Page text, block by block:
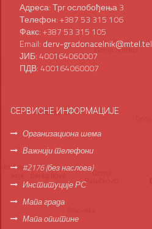
Адреса: Трг ослобођења 3
Телефон: +387 53 315 106
Факс: +387 53 315 105
Email: derv-gradonacelnik@mtel.tel
ЈИБ: 400164060007
ПДВ: 400164060007
СЕРВИСНЕ ИНФОРМАЦИЈЕ
Организациона шема
Важнији телефони
#2176 (без наслова)
Институције РС
Мапа града
Мапа општине